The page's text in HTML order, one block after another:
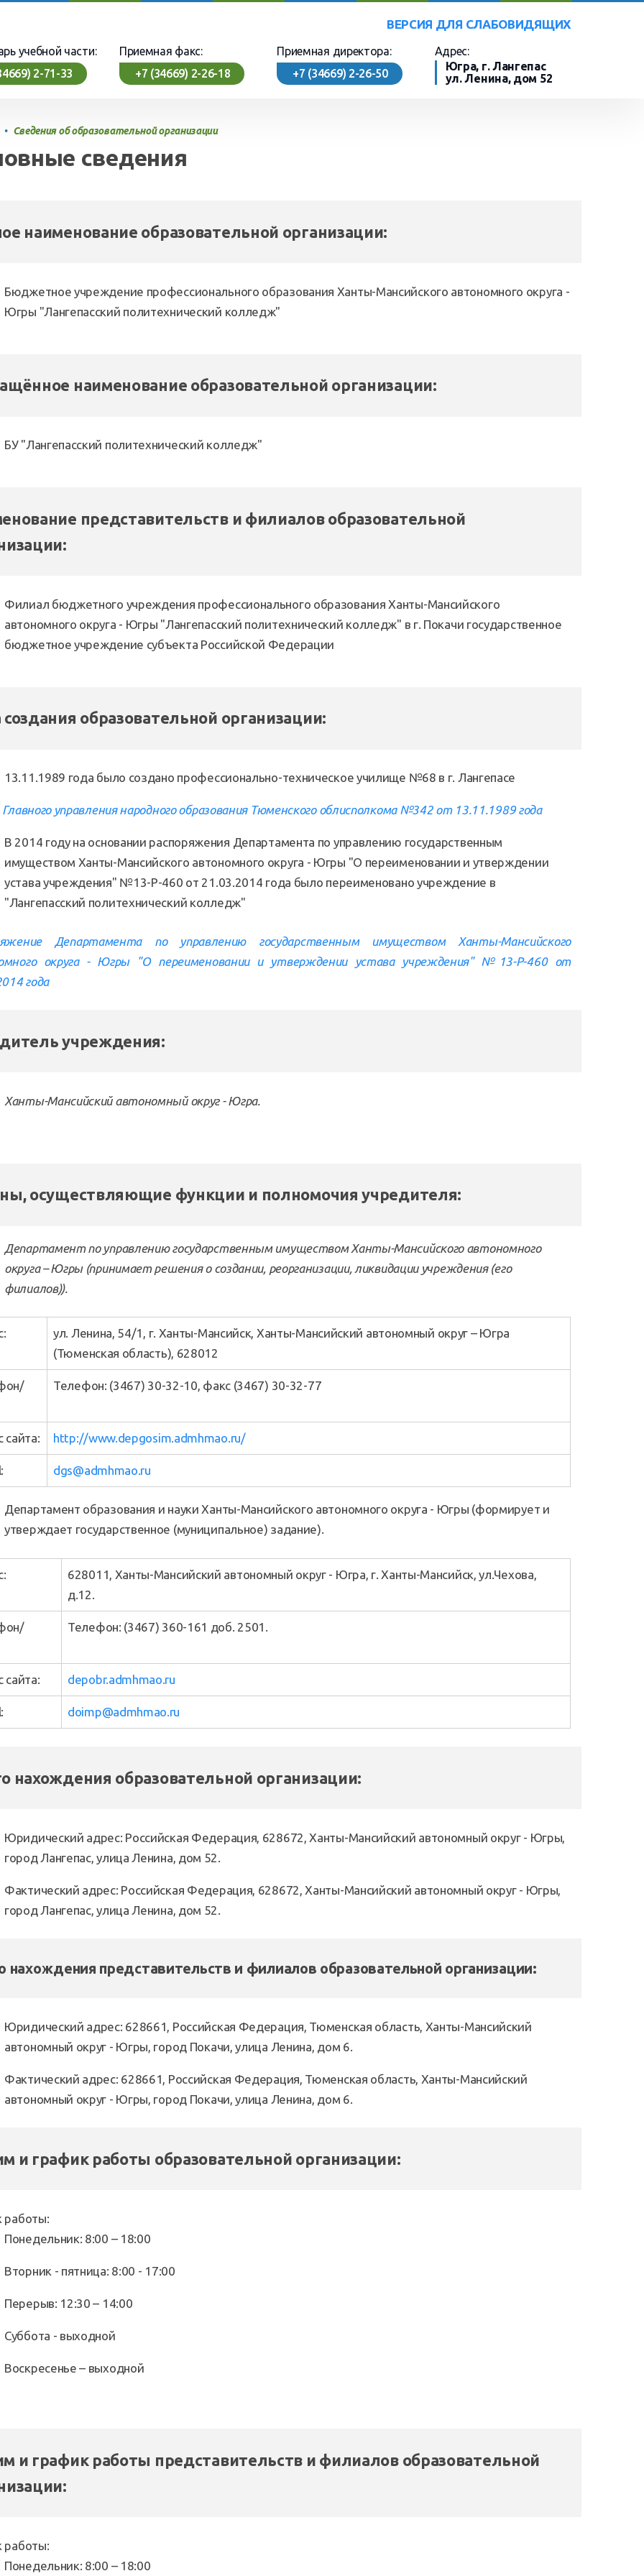
ВЕРСИЯ ДЛЯ СЛАБОВИДЯЩИХ
учебной части:
2-71-33
Приемная факс:
+7 (34669) 2-26-18
Приемная директора:
+7 (34669) 2-26-50
Адрес:
Югра, г. Лангепас
ул. Ленина,дом 52
• Сведения об образовательной организации
сведения
наименование образовательной организации:
Бюджетное учреждение профессионального образования Ханты-Мансийского автономного округа -
Югры "Лангепасский политехнический колледж"
наименование образовательной организации:
БУ "Лангепасский политехнический колледж"
представительств и филиалов образовательной
Филиал бюджетного учреждения профессионального образования Ханты-Мансийского
автономного округа - Югры "Лангепасский политехнический колледж" в г. Покачи государственное
бюджетное учреждение субъекта Российской Федерации
образовательной организации:
13.11.1989 года было создано профессионально-техническое училище №68 в г. Лангепасе
Главного управления народного образования Тюменского облисполкома №342 от 13.11.1989 года
В 2014 году на основании распоряжения Департамента по управлению государственным
имуществом Ханты-Мансийского автономного округа - Югры "О переименовании и утверждении
устава учреждения" №13-Р-460 от 21.03.2014 года было переименовано учреждение в
"Лангепасский политехнический колледж"
Департамента по управлению государственным имуществом Ханты-Мансийского
округа - Югры "О переименовании и утверждении устава учреждения" №13-Р-460 от
года
учреждения:
Ханты-Мансийский автономный округ - Югра.
осуществляющие функции и полномочия учредителя:
Департамент по управлению государственным имуществом Ханты-Мансийского автономного
округа – Югры (принимает решения о создании, реорганизации, ликвидации учреждения (его
филиалов)).
ул. Ленина, 54/1, г. Ханты-Мансийск, Ханты-Мансийский автономный округ – Югра
(Тюменская область), 628012
Телефон: (3467) 30-32-10, факс (3467) 30-32-77
сайта: http://www.depgosim.admhmao.ru/
dgs@admhmao.ru
Департамент образования и науки Ханты-Мансийского автономного округа - Югры (формирует и
утверждает государственное (муниципальное) задание).
628011, Ханты-Мансийский автономный округ - Югра, г. Ханты-Мансийск, ул.Чехова,
д.12.
Телефон: (3467) 360-161 доб. 2501.
сайта: depobr.admhmao.ru
doimp@admhmao.ru
нахождения образовательной организации:
Юридический адрес: Российская Федерация, 628672, Ханты-Мансийский автономный округ - Югры,
город Лангепас, улица Ленина, дом 52.
Фактический адрес: Российская Федерация, 628672, Ханты-Мансийский автономный округ - Югры,
город Лангепас, улица Ленина, дом 52.
нахождения представительств и филиалов образовательной организации:
Юридический адрес: 628661, Российская Федерация, Тюменская область, Ханты-Мансийский
автономный округ - Югры, город Покачи, улица Ленина, дом 6.
Фактический адрес: 628661, Российская Федерация, Тюменская область, Ханты-Мансийский
автономный округ - Югры, город Покачи, улица Ленина, дом 6.
и график работы образовательной организации:
работы:
Понедельник: 8:00 – 18:00
Вторник - пятница: 8:00 - 17:00
Перерыв: 12:30 – 14:00
Суббота - выходной
Воскресенье – выходной
и график работы представительств и филиалов образовательной
работы:
Понедельник: 8:00 – 18:00